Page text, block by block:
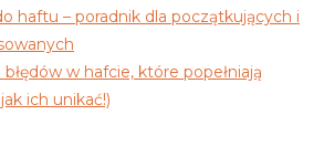
haftu – poradnik dla początkujących i
w hafcie, które popełniają
ich unikać!)